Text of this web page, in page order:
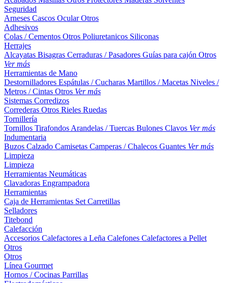
Seguridad
Arneses Cascos OcularOtros
Adhesivos
Colas / Cementos Otros Poliuretanicos Siliconas
Herrajes
Alcayatas Bisagras Cerraduras / Pasadores Guías para cajón Otros
Ver más
Herramientas de Mano
Destornilladores Espátulas / Cucharas Martillos / Macetas Niveles /
Metros / Cintas Otros Ver más
Sistemas Corredizos
Correderas Otros Rieles Ruedas
Tornillería
Tornillos Tirafondos Arandelas / Tuercas Bulones Clavos Ver más
Indumentaria
Buzos Calzado Camisetas Camperas / Chalecos Guantes Ver más
Limpieza
Limpieza
Herramientas Neumáticas
Clavadoras Engrampadora
Herramientas
Caja de Herramientas Set Carretillas
Selladores
Titebond
Calefacción
Accesorios Calefactores a Leña Calefones Calefactores a Pellet
Otros
Otros
Línea Gourmet
Hornos / Cocinas Parrillas